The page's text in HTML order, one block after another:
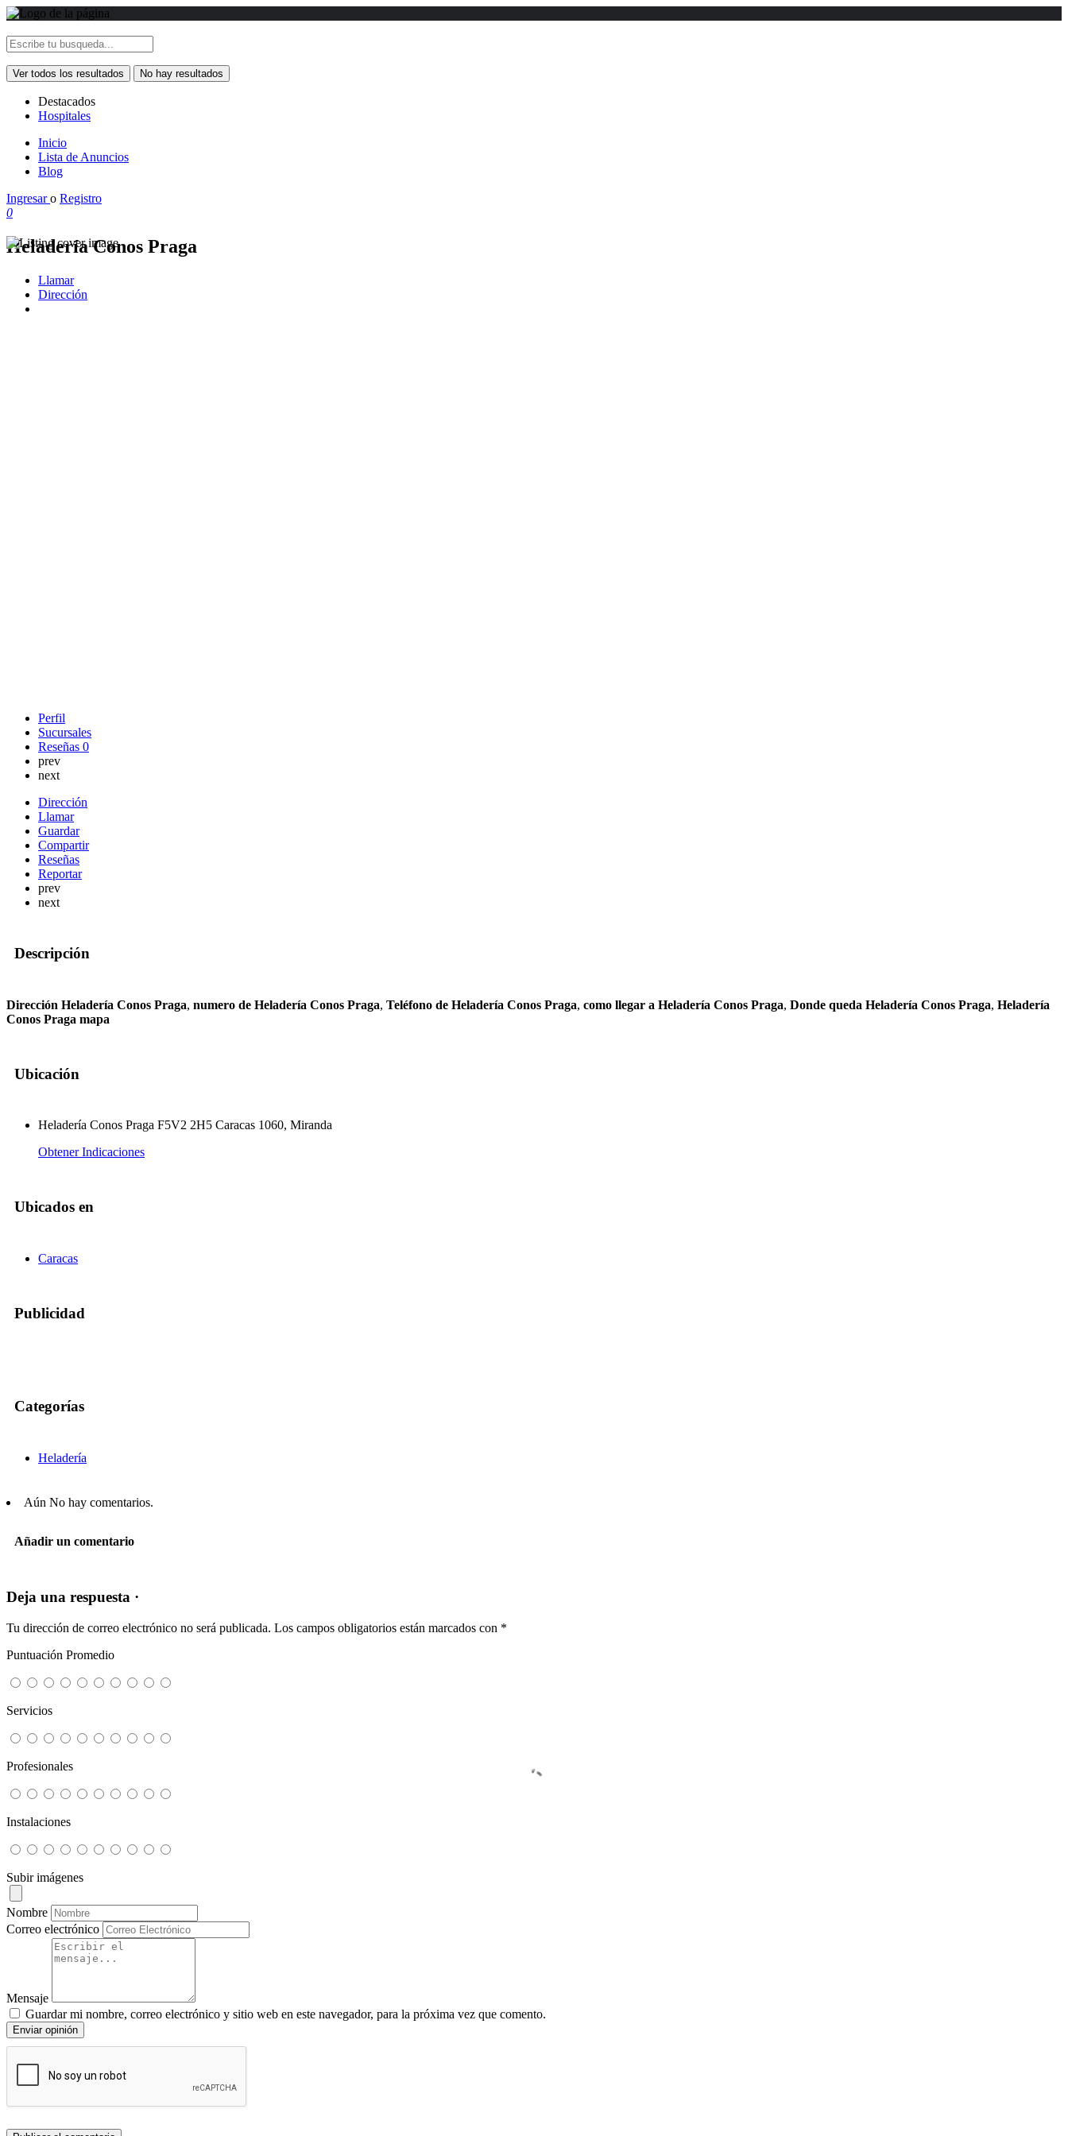
Ver todos los resultados No hay resultados
Destacados
Hospitales
Inicio
Lista de Anuncios
Blog
Ingresaro Registro
0
Heladería Conos Praga
Llamar
Dirección
Perfil
Sucursales
Reseñas 0
prev
next
Dirección
Llamar
Guardar
Compartir
Reseñas
Reportar
prev
next
Descripción
Dirección Heladería Conos Praga, numero de Heladería Conos Praga, Teléfono de Heladería Conos Praga, como llegar a Heladería Conos Praga, Donde queda Heladería Conos Praga, Heladería
Conos Praga mapa
Ubicación
Heladería Conos Praga F5V2 2H5 Caracas 1060, Miranda
Obtener Indicaciones
Ubicados en
Caracas
Publicidad
Categorías
Heladería
Aún No hay comentarios.
Añadir un comentario
Deja una respuesta ·
Tu dirección de correo electrónico no será publicada. Los campos obligatorios están marcados con *
Puntuación Promedio
Servicios
Profesionales
Instalaciones
Subir imágenes
Nombre
Correo electrónico
Mensaje
Guardar mi nombre, correo electrónico y sitio web en este navegador, para la próxima vez que comento.
Enviar opinión